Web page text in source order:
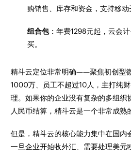
购销售、库存和资金，支持移动
组合包：年费1298元起，云会
买。
精斗云定位非常明确——聚焦初创型
1000万、员工不超过10人，主打纯
理。如果你的企业没有复杂的多组织
人民币结算，精斗云是一个非常成熟
但是，精斗云的核心能力集中在国内
一旦企业开始收外汇、需要处理美元